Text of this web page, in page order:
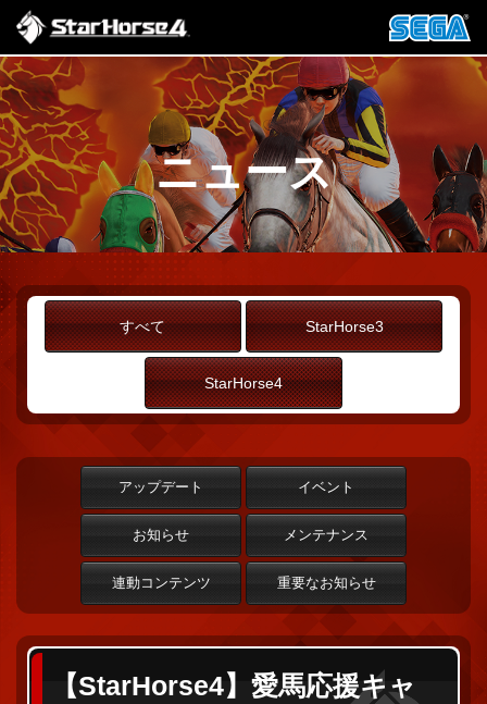
ニュース
すべて StarHorse3
StarHorse4
アップデート イベント
お知らせ メンテナンス
連動コンテンツ 重要なお知らせ
【StarHorse4】愛馬応援キャ